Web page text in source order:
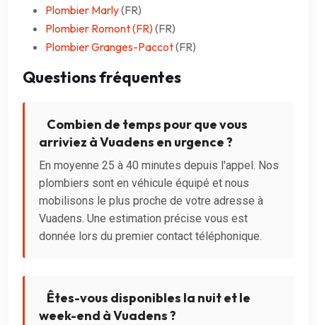
Plombier Marly(FR)
Plombier Romont (FR)(FR)
Plombier Granges-Paccot(FR)
Questions fréquentes
Combien de temps pour que vous
arriviez à Vuadens en urgence ?
En moyenne 25 à 40 minutes depuis l'appel. Nos
plombiers sont en véhicule équipé et nous
mobilisons le plus proche de votre adresse à
Vuadens. Une estimation précise vous est
donnée lors du premier contact téléphonique.
Êtes-vous disponibles la nuit et le
week-end à Vuadens ?